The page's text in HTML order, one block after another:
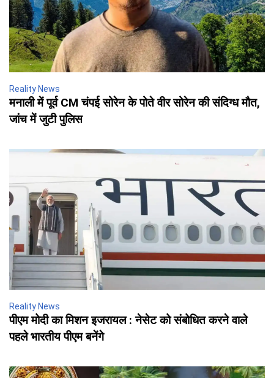
Reality News
मनाली में पूर्व CM चंपई सोरेन के पोते वीर सोरेन की संदिग्ध मौत,
जांच में जुटी पुलिस
Reality News
पीएम मोदी का मिशन इजरायल : नेसेट को संबोधित करने वाले
पहले भारतीय पीएम बनेंगे